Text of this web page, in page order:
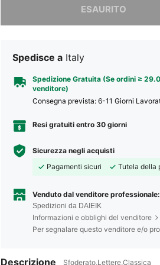
ESAURITO
Spedisce a Italy
Spedizione Gratuita (Se ordini ≥
venditore)
Consegna prevista: 6-11 Giorni
Resi gratuiti entro 30 giorni
Sicurezza negli acquisti
Pagamenti sicuri
Tutela della
Venduto dal venditore professionale:
Spedizioni da DAIEIK
Informazioni e obblighi del venditore
Per segnalare questo venditore e/o
Descrizione Sfoderato,Lettere,Classica